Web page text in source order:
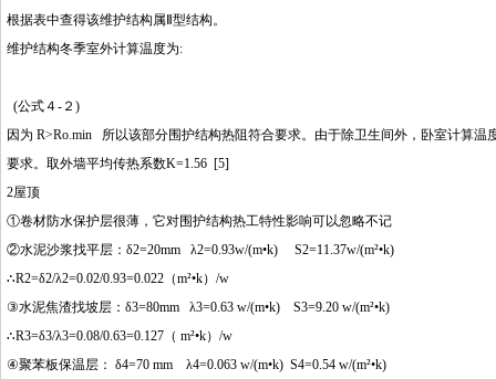
根据表中查得该维护结构属Ⅱ型结构。
维护结构冬季室外计算温度为:
(公式４-２)
因为 R>Ro.min 所以该部分围护结构热阻符合要求。由于除卫生间外，卧室计算
要求。取外墙平均传热系数K=1.56 [5]
2屋顶
①卷材防水保护层很薄，它对围护结构热工特性影响可以忽略不记
②水泥沙浆找平层：δ2=20mm λ2=0.93w/(m•k) S2=11.37w/(m²•k)
∴R2=δ2/λ2=0.02/0.93=0.022（m²•k）/w
③水泥焦渣找坡层：δ3=80mm λ3=0.63 w/(m•k) S3=9.20 w/(m²•k)
∴R3=δ3/λ3=0.08/0.63=0.127（ m²•k）/w
④聚苯板保温层： δ4=70 mm λ4=0.063 w/(m•k) S4=0.54 w/(m²•k)